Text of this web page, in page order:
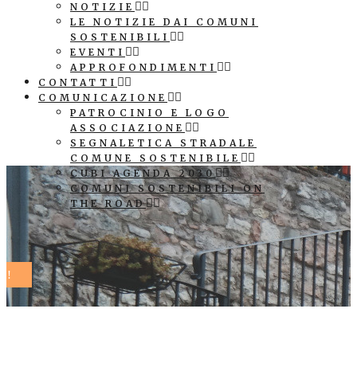
NOTIZIE
LE NOTIZIE DAI COMUNI
SOSTENIBILI
EVENTI
APPROFONDIMENTI
CONTATTI
COMUNICAZIONE
PATROCINIO E LOGO
ASSOCIAZIONE
SEGNALETICA STRADALE
COMUNE SOSTENIBILE
CUBI AGENDA 2030
COMUNI SOSTENIBILI ON
THE ROAD